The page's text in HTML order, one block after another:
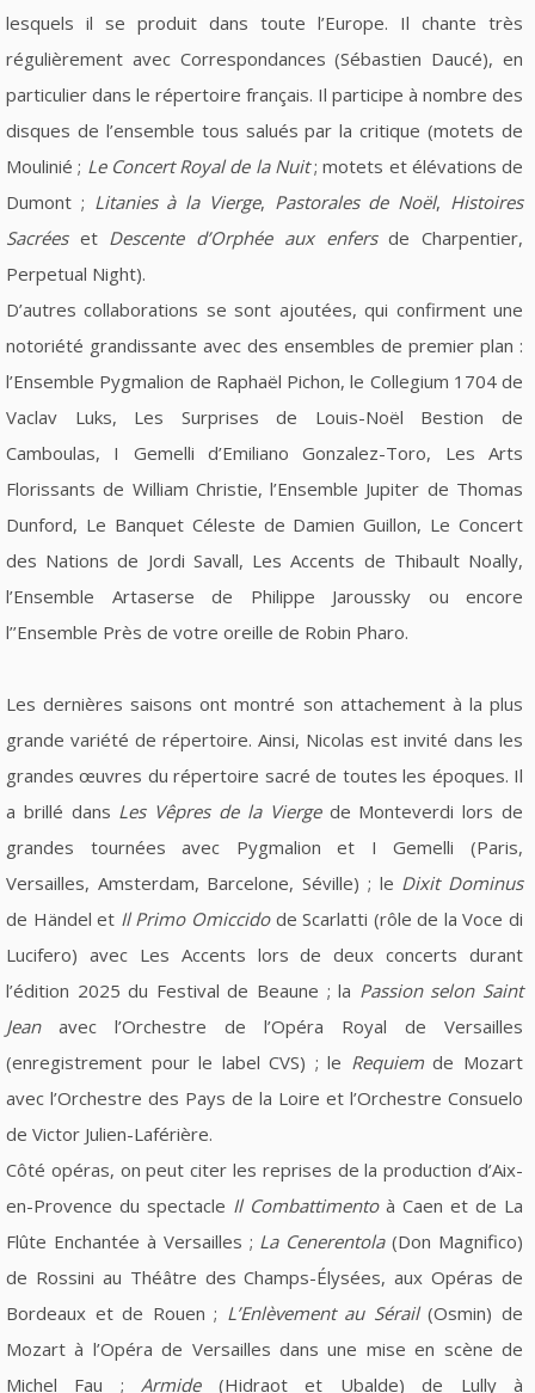
lesquels il se produit dans toute l’Europe. Il chante très
régulièrement avec Correspondances (Sébastien Daucé), en
particulier dans le répertoire français. Il participe à nombre des
disques de l’ensemble tous salués par la critique (motets de
Moulinié ; Le Concert Royal de la Nuit; motets et élévations de
Dumont ; Litanies à la Vierge, Pastorales de Noël, Histoires
Sacréeset Descente d’Orphée aux enfersde Charpentier,
Perpetual Night).
D’autres collaborations se sont ajoutées, qui confirment une
notoriété grandissante avec des ensembles de premier plan :
l’Ensemble Pygmalion de Raphaël Pichon, le Collegium 1704 de
Vaclav Luks, Les Surprises de Louis-Noël Bestion de
Camboulas, I Gemelli d’Emiliano Gonzalez-Toro, Les Arts
Florissants de William Christie, l’Ensemble Jupiter de Thomas
Dunford, Le Banquet Céleste de Damien Guillon, Le Concert
des Nations de Jordi Savall, Les Accents de Thibault Noally,
l’Ensemble Artaserse de Philippe Jaroussky ou encore
l’’Ensemble Près de votre oreille de Robin Pharo.
Les dernières saisons ont montré son attachement à la plus
grande variété de répertoire. Ainsi, Nicolas est invité dans les
grandes œuvres du répertoire sacré de toutes les époques. Il
a brillé dans Les Vêpres de la Viergede Monteverdi lors de
grandes tournées avec Pygmalion et I Gemelli (Paris,
Versailles, Amsterdam, Barcelone, Séville) ; le Dixit Dominus
de Händel et Il Primo Omiccidode Scarlatti (rôle de la Voce di
Lucifero) avec Les Accents lors de deux concerts durant
l’édition 2025 du Festival de Beaune ; la Passion selon Saint
Jeanavec l’Orchestre de l’Opéra Royal de Versailles
(enregistrement pour le label CVS) ; le Requiemde Mozart
avec l’Orchestre des Pays de la Loire et l’Orchestre Consuelo
de Victor Julien-Laférière.
Côté opéras, on peut citer les reprises de la production d’Aix-
en-Provence du spectacle Il Combattimentoà Caen et de La
Flûte Enchantée à Versailles ; La Cenerentola(Don Magnifico)
de Rossini au Théâtre des Champs-Élysées, aux Opéras de
Bordeaux et de Rouen ; L’Enlèvement au Sérail(Osmin) de
Mozart à l’Opéra de Versailles dans une mise en scène de
Michel Fau ; Armide(Hidraot et Ubalde) de Lully à